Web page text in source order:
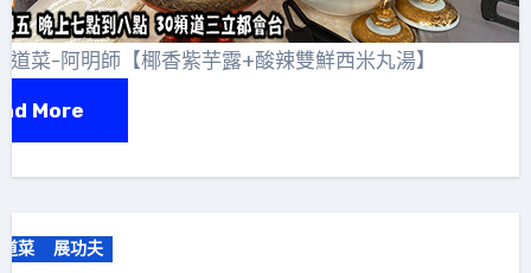
道菜-阿明師【椰香紫芋露+酸辣雙鮮西米丸湯】
More
菜 展功夫